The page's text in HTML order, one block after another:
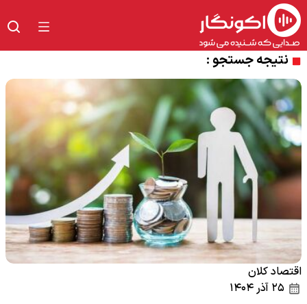
نتیجه جستجو :
اقتصاد کلان